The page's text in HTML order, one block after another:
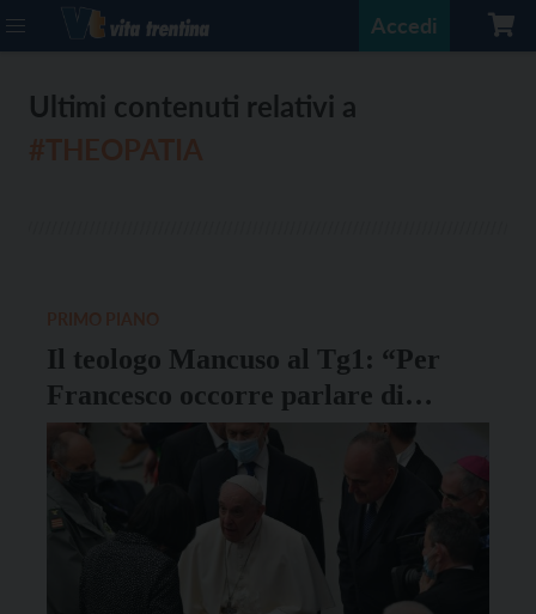
Accedi
Ultimi contenuti relativi a
Il teologo Mancuso al Tg1: “Per
Francesco occorre parlare di
teopatia”